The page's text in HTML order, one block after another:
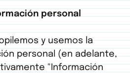
personal
y usemos la
personal (en adelante,
"Información